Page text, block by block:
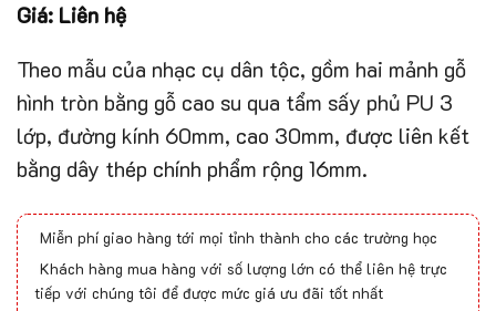
Giá: Liên hệ
Theo mẫu của nhạc cụ dân tộc, gồm hai mảnh gỗ
hình tròn bằng gỗ cao su qua tẩm sấy phủ PU 3
lớp, đường kính 60mm, cao 30mm, được liên kết
bằng dây thép chính phẩm rộng 16mm.
Miễn phí giao hàng tới mọi tỉnh thành cho các trường học
Khách hàng mua hàng với số lượng lớn có thể liên hệ trực
tiếp với chúng tôi để được mức giá ưu đãi tốt nhất